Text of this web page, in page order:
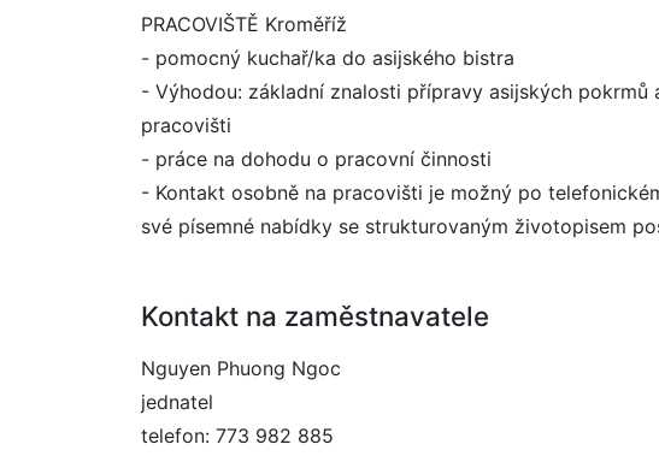
PRACOVIŠTĚ Kroměříž
- pomocný kuchař/ka do asijského bistra
- Výhodou: základní znalosti přípravy asijských
pracovišti
- práce na dohodu o pracovní činnosti
- Kontakt osobně na pracovišti je možný po
své písemné nabídky se strukturovaným životopisem
Kontakt na zaměstnavatele
Nguyen Phuong Ngoc
jednatel
telefon: 773 982 885